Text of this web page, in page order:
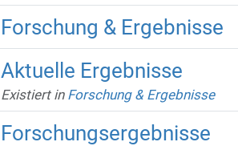
Forschung & Ergebnisse
Aktuelle Ergebnisse
Existiert in Forschung & Ergebnisse
Forschungsergebnisse